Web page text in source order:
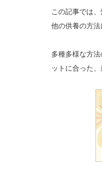
この記事では
他の供養の方法
多種多様な方
ットに合った